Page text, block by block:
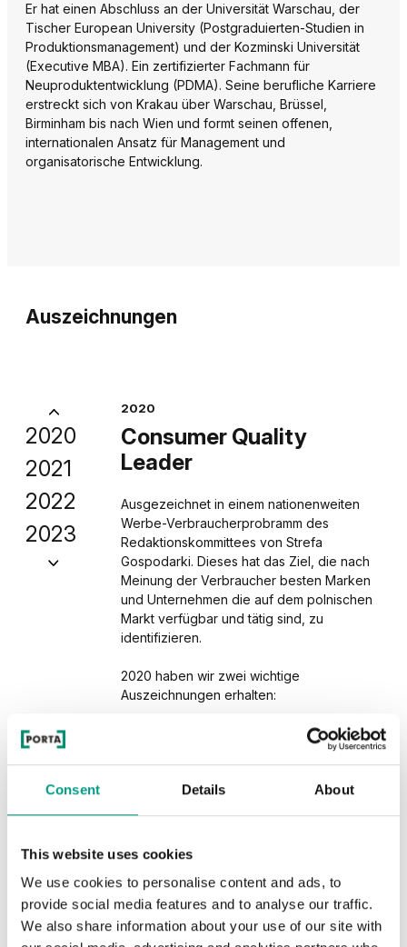
Consent Details About
This website uses cookies
We use cookies to personalise content and ads, to
provide social media features and to analyse our traffic.
We also share information about your use of our site with
Er hat einen Abschluss an der Universität Warschau, der
Tischer European University (Postgraduierten-Studien in
Produktionsmanagement) und der Kozminski Universität
(Executive MBA). Ein zertifizierter Fachmann für
Neuproduktentwicklung (PDMA). Seine berufliche Karriere
erstreckt sich von Krakau über Warschau, Brüssel,
Birminham bis nach Wien und formt seinen offenen,
internationalen Ansatz für Management und
organisatorische Entwicklung.
Auszeichnungen
2020
2021
2022
2023
2020
Consumer Quality
Leader
Ausgezeichnet in einem nationenweiten
Werbe-Verbraucherprobramm des
Redaktionskommittees von Strefa
Gospodarki. Dieses hat das Ziel, die nach
Meinung der Verbraucher besten Marken
und Unternehmen die auf dem polnischen
Markt verfügbar und tätig sind, zu
identifizieren.
2020 haben wir zwei wichtige
Auszeichnungen erhalten:
Goldenes Emblem für Innentüren
Leader 2020
Der Titel „Woodwork Market Leader“ wird
vom Zentrum für Branchenanalyse an
Unternehmen vergeben, deren Produkte
sind
Titel, da sie
Leader“ wird
an
der
sich im
Quality Leader
Lorbeeren
Verbraucherlorbeer
sind
Titel, da sie
im
Quality Leader
Emblem und in
für PORTA
Emblem